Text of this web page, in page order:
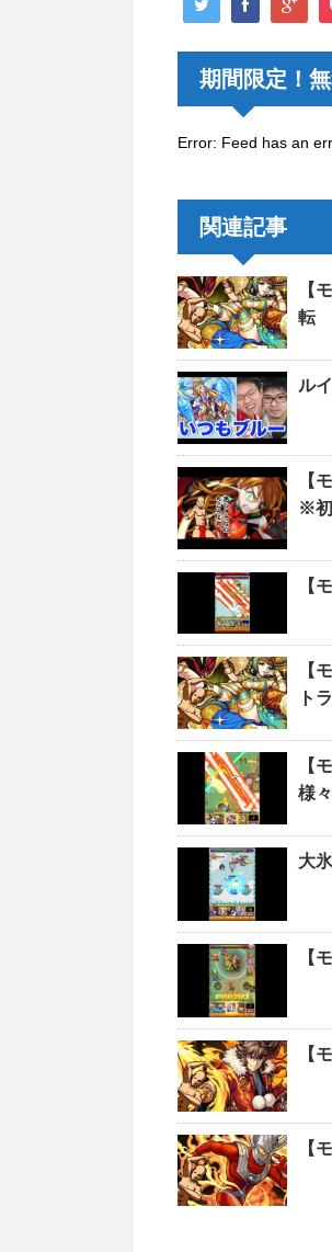
期間限定！
Error: Feed has an
関連記事
【
転
ル
【
※初
【
【
ト
【
様
大
【
【
【